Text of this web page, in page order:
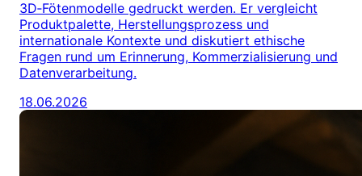
3D‑Fötenmodelle gedruckt werden. Er vergleicht
Produktpalette, Herstellungsprozess und
internationale Kontexte und diskutiert ethische
Fragen rund um Erinnerung, Kommerzialisierung und
Datenverarbeitung.
18.06.2026